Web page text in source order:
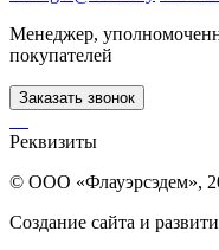
Менеджер,
покупателей
Заказать звонок
Реквизиты
© ООО «Флауэрсэдем»,
Создание сайта и